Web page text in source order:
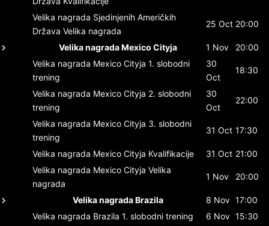
Velika nagrada Sjedinjenih Američkih
Država Velika nagrada
25 Oct 20:00
Velika nagrada Mexico Cityja 1 Nov
20:00
Velika nagrada Mexico Cityja 1. slobodni
trening
30
Oct
18:30
Velika nagrada Mexico Cityja 2. slobodni
trening
30
Oct
22:00
Velika nagrada Mexico Cityja 3. slobodni
trening
31 Oct 17:30
Velika nagrada Mexico Cityja Kvalifikacije 31 Oct 21:00
Velika nagrada Mexico Cityja Velika
nagrada
1 Nov 20:00
Velika nagrada Brazila 8 Nov 17:00
Velika nagrada Brazila 1. slobodni trening 6 Nov 15:30